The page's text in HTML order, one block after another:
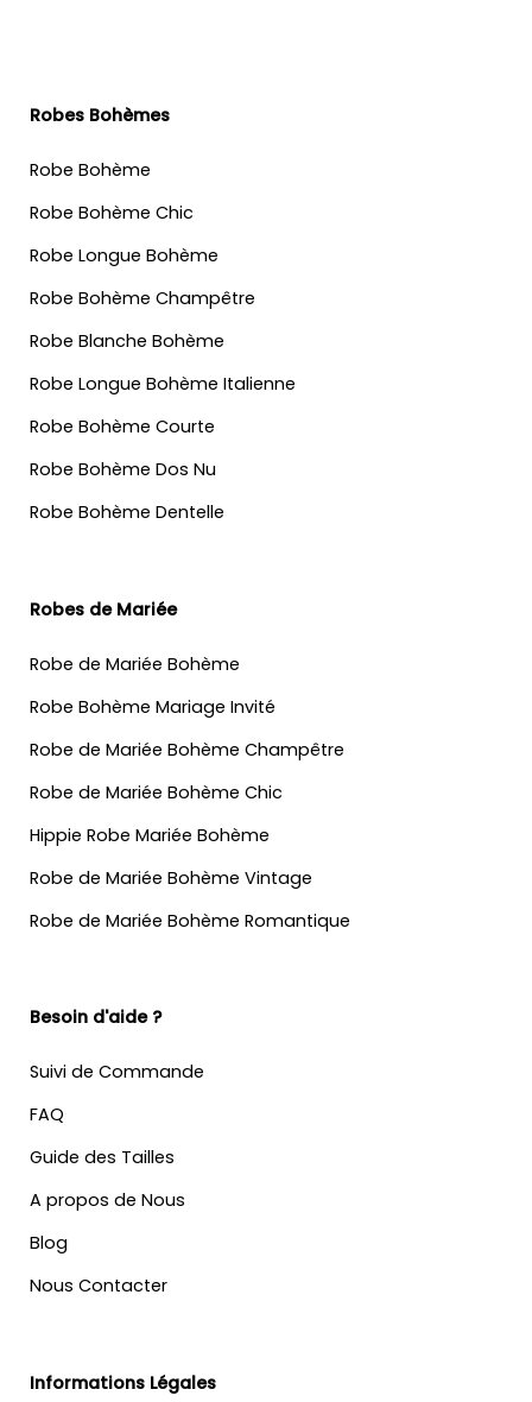
Robes Bohèmes
Robe Bohème
Robe Bohème Chic
Robe Longue Bohème
Robe Bohème Champêtre
Robe Blanche Bohème
Robe Longue Bohème Italienne
Robe Bohème Courte
Robe Bohème Dos Nu
Robe Bohème Dentelle
Robes de Mariée
Robe de Mariée Bohème
Robe Bohème Mariage Invité
Robe de Mariée Bohème Champêtre
Robe de Mariée Bohème Chic
Hippie Robe Mariée Bohème
Robe de Mariée Bohème Vintage
Robe de Mariée Bohème Romantique
Besoin d'aide ?
Suivi de Commande
FAQ
Guide des Tailles
A propos de Nous
Blog
Nous Contacter
Informations Légales